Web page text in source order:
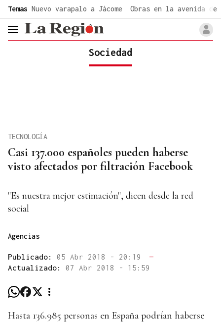
Temas Nuevo varapalo a Jácome Obras en la avenida de
header.menu.open
Sociedad
Casi 137.000 españoles pueden haberse
visto afectados por filtración Facebook
TECNOLOGÍA
"Es nuestra mejor estimación", dicen desde la red
social
Agencias
Publicado: 05 Abr 2018 - 20:19
—
Actualizado: 07 Abr 2018 - 15:59
Hasta 136.985 personas en España podrían haberse